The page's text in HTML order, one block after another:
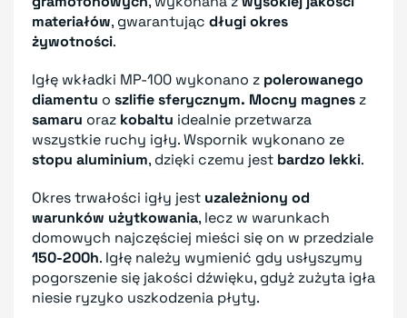
materiałów, gwarantując długi okres
żywotności.
Igłę wkładki MP-100 wykonano z polerowanego
diamentu o szlifie sferycznym. Mocny magnes z
samaru oraz kobaltu idealnie przetwarza
wszystkie ruchy igły. Wspornik wykonano ze
stopu aluminium, dzięki czemu jest bardzo lekki.
Okres trwałości igły jest uzależniony od
warunków użytkowania, lecz w warunkach
domowych najczęściej mieści się on w przedziale
150-200h. Igłę należy wymienić gdy usłyszymy
pogorszenie się jakości dźwięku, gdyż zużyta igła
niesie ryzyko uszkodzenia płyty.